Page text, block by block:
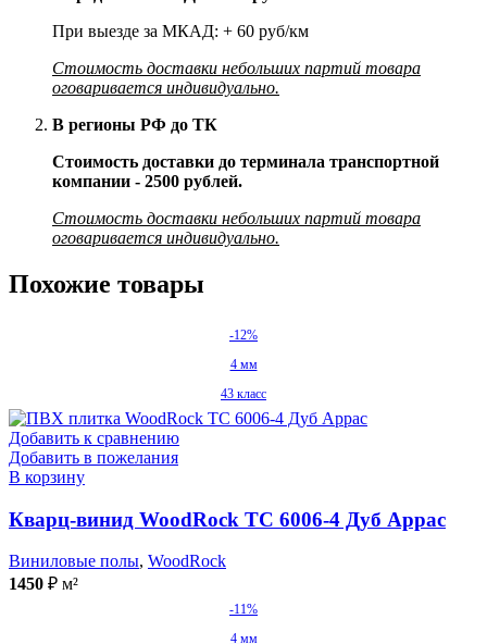
При выезде за МКАД: + 60 руб/км
Стоимость доставки небольших партий товара
оговаривается индивидуально.
В регионы РФ до ТК
Стоимость доставки до терминала транспортной
компании - 2500 рублей.
Стоимость доставки небольших партий товара
оговаривается индивидуально.
Похожие товары
-12%
4 мм
43 класс
Добавить к сравнению
Добавить в пожелания
В корзину
Кварц-винид WoodRock TC 6006-4 Дуб Аррас
Виниловые полы, WoodRock
1450 ₽ м²
-11%
4 мм